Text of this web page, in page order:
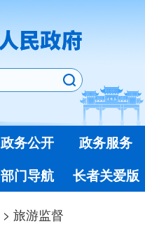
政务公开
政务服务
部门导航 长者关爱版
>旅游监督